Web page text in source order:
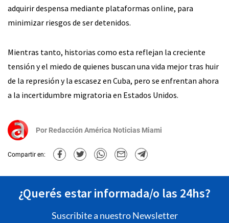
adquirir despensa mediante plataformas online, para
minimizar riesgos de ser detenidos.
Mientras tanto, historias como esta reflejan la creciente
tensión y el miedo de quienes buscan una vida mejor tras huir
de la represión y la escasez en Cuba, pero se enfrentan ahora
a la incertidumbre migratoria en Estados Unidos.
Por Redacción América Noticias Miami
Compartir en:
¿Querés estar informada/o las 24hs?
Suscribite a nuestro Newsletter